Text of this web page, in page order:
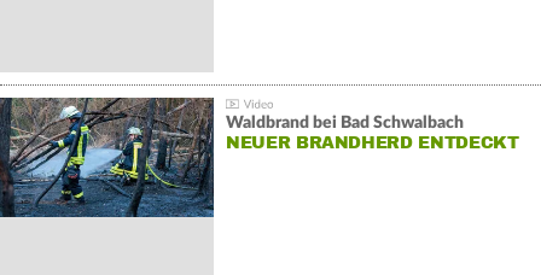
Waldbrand bei Bad Schwalbach
NEUER BRANDHERD ENTDECKT